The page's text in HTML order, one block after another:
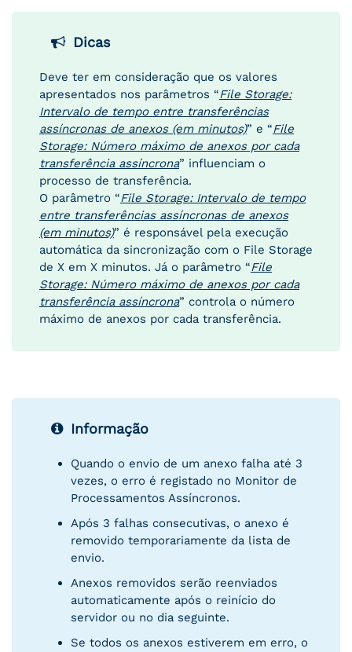
Dicas
Deve ter em consideração que os valores
apresentados nos parâmetros “File Storage:
Intervalo de tempo entre transferências
assíncronas de anexos (em minutos)” e “File
Storage: Número máximo de anexos por cada
transferência assíncrona” influenciam o
processo de transferência.
O parâmetro “File Storage: Intervalo de tempo
entre transferências assíncronas de anexos
(em minutos)” é responsável pela execução
automática da sincronização com o File Storage
de X em X minutos. Já o parâmetro “File
Storage: Número máximo de anexos por cada
transferência assíncrona” controla o número
máximo de anexos por cada transferência.
Informação
Quando o envio de um anexo falha até 3
vezes, o erro é registado no Monitor de
Processamentos Assíncronos.
Após 3 falhas consecutivas, o anexo é
removido temporariamente da lista de
envio.
Anexos removidos serão reenviados
automaticamente após o reinício do
servidor ou no dia seguinte.
Se todos os anexos estiverem em erro, o